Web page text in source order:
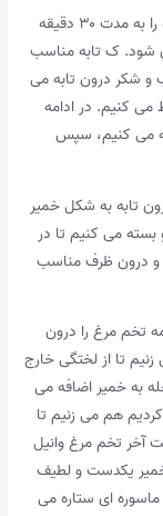
برای تهیه شیرینی چوروس اسپانیایی در قدم اول کره را به مدت ۳۰ دقیقه
شود. ک تابه مناسب
و شکر درون تابه می
کنیم. در ادامه
می کنیم، سپس
تابه به شکل خمیر
حرارت ۲ تا ۳ دقیقه باز و بسته می کنیم تا در
و درون ظرف مناسب
تخم مرغ را درون
تا از لختگی خارج
که خمیر ولرم شد تخم مرغ را طی ۳ مرحله به خمیر اضافه می
هم می زنیم تا
آخر تخم مرغ وانیل
یکدست و لطیف
ای ستاره می